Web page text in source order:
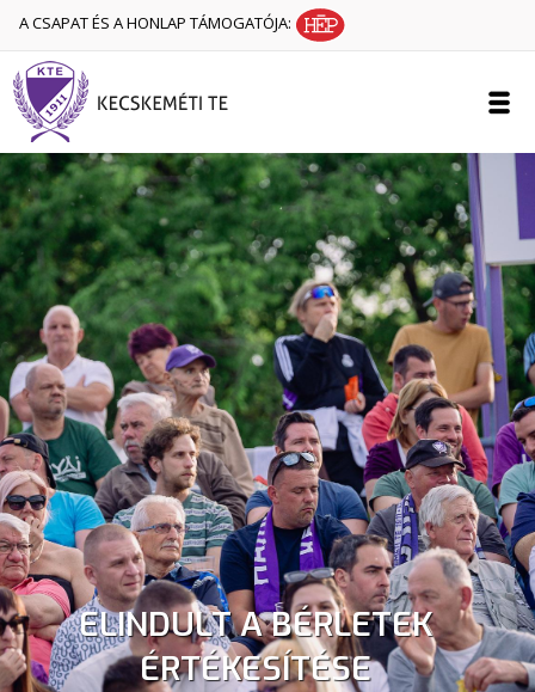
A CSAPAT ÉS A HONLAP TÁMOGATÓJA:
ELINDULT A BÉRLETEK
ÉRTÉKESÍTÉSE